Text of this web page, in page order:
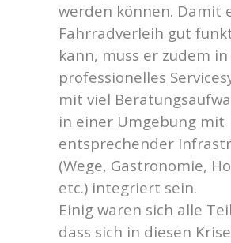
werden können. Damit
Fahrradverleih gut
kann, muss er zudem
professionelles
mit viel
in einer Umgebung mit
entsprechender
(Wege, Gastronomie,
etc.) integriert sein.
Einig waren sich alle
dass sich in diesen